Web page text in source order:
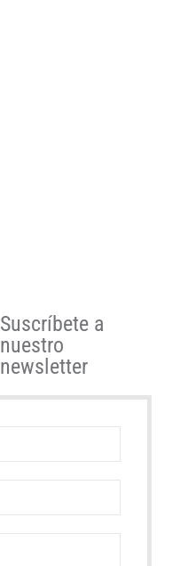
Suscríbete a
nuestro
newsletter